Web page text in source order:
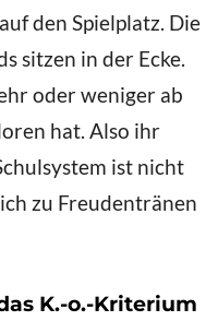
den Spielplatz. Die
sitzen in der Ecke.
oder weniger ab
hat. Also ihr
ist nicht
zu Freudentränen
K.-o.-Kriterium